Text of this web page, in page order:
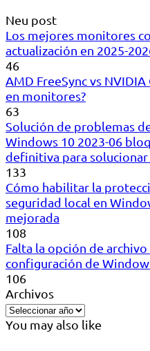
Neu post
Los mejores monitores
actualización en 2025-
46
AMD FreeSync vs NVIDIA
en monitores?
63
Solución de problemas
Windows 10 2023-06
definitiva para
133
Cómo habilitar la
seguridad local en
mejorada
108
Falta la opción de
configuración de
106
Archivos
You may also like